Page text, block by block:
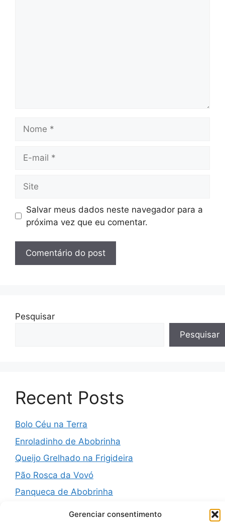
Gerenciar consentimento
mail
Salvar meus dados neste navegador para a
próxima vez que eu comentar.
Pesquisar
Pesquisar
Recent Posts
Bolo Céu na Terra
Enroladinho de Abobrinha
Queijo Grelhado na Frigideira
Pão Rosca da Vovó
Panqueca de Abobrinha